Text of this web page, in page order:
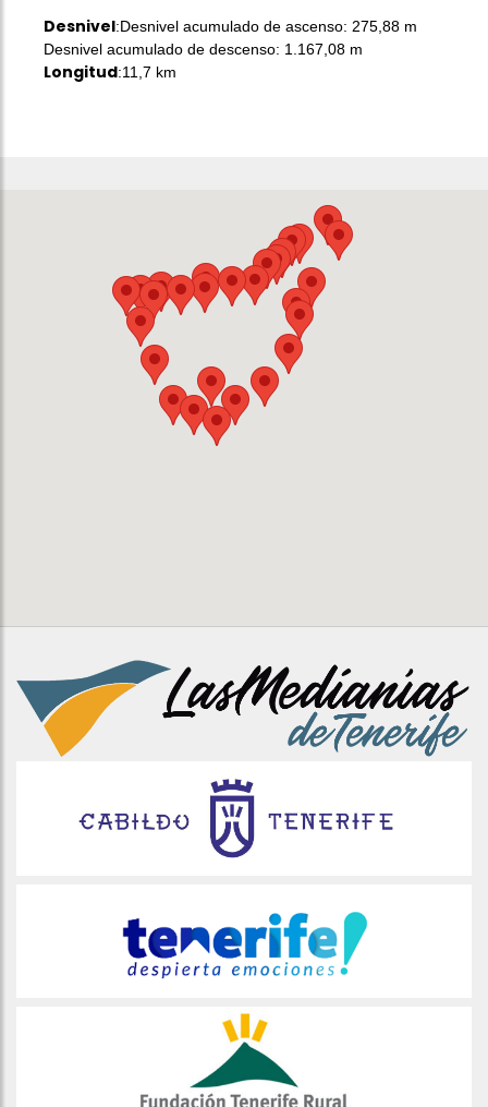
Desnivel:Desnivel acumulado de ascenso: 275,88 m
Desnivel acumulado de descenso: 1.167,08 m
Longitud:11,7 km